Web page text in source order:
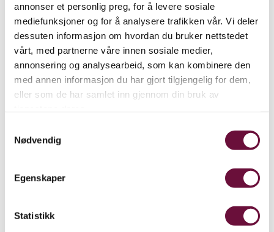
annonser et personlig preg, for å levere sosiale
mediefunksjoner og for å analysere trafikken vår. Vi deler
dessuten informasjon om hvordan du bruker nettstedet
vårt, med partnerne våre innen sosiale medier,
annonsering og analysearbeid, som kan kombinere den
med annen informasjon du har gjort tilgjengelig for dem,
eller som de har samlet inn gjennom din bruk av
Nødvendig
Egenskaper
Statistikk
Norsk Folkemuseum